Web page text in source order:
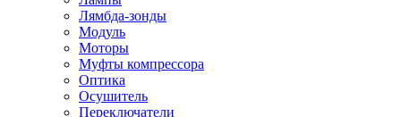
Лямбда-зонды
Модуль
Моторы
Муфты компрессора
Оптика
Осушитель
Переключатели